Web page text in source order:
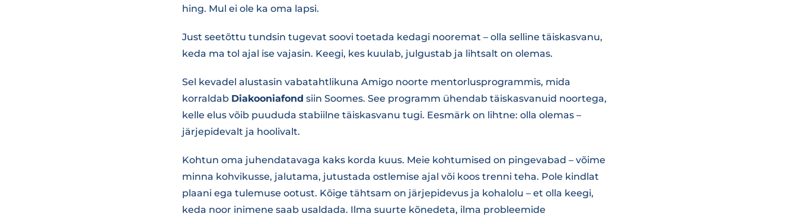
hing. Mul ei ole ka oma lapsi.
Just seetõttu tundsin tugevat soovi toetada kedagi nooremat – olla selline täiskasvanu,
keda ma tol ajal ise vajasin. Keegi, kes kuulab, julgustab ja lihtsalt on olemas.
Sel kevadel alustasin vabatahtlikuna Amigo noorte mentorlusprogrammis, mida
korraldab Diakooniafond siin Soomes. See programm ühendab täiskasvanuid noortega,
kelle elus võib puududa stabiilne täiskasvanu tugi. Eesmärk on lihtne: olla olemas –
järjepidevalt ja hoolivalt.
Kohtun oma juhendatavaga kaks korda kuus. Meie kohtumised on pingevabad – võime
minna kohvikusse, jalutama, jutustada ostlemise ajal või koos trenni teha. Pole kindlat
plaani ega tulemuse ootust. Kõige tähtsam on järjepidevus ja kohalolu – et olla keegi,
keda noor inimene saab usaldada. Ilma suurte kõnedeta, ilma probleemide